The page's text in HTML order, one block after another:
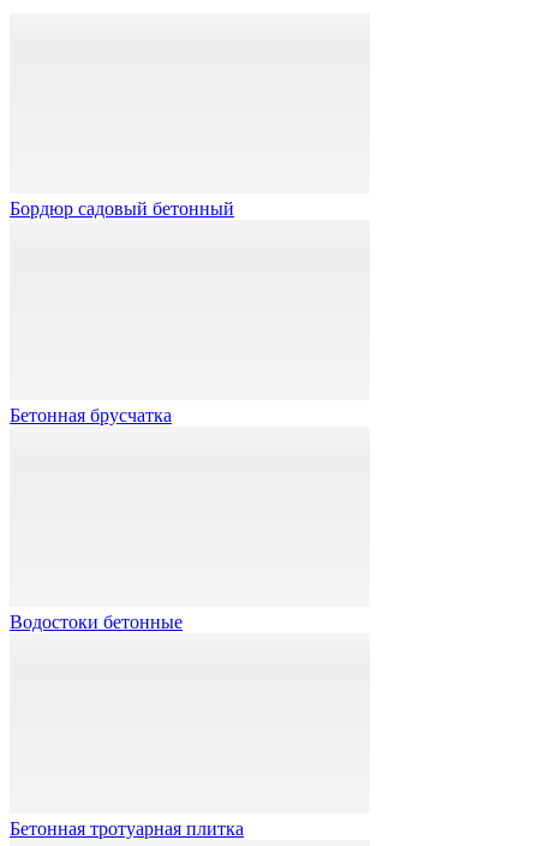
Бордюр садовый бетонный
Бетонная брусчатка
Водостоки бетонные
Бетонная тротуарная плитка